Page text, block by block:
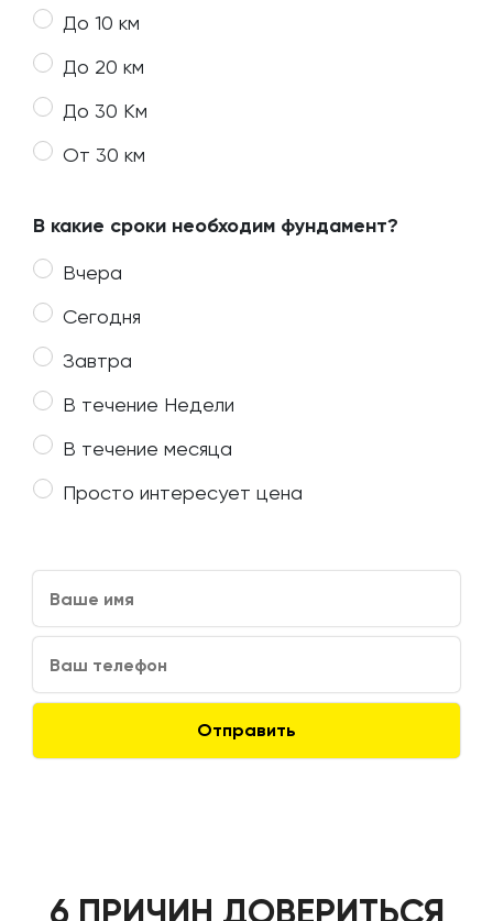
До 10 км
До 20 км
До 30 Км
От 30 км
В какие сроки необходим фундамент?
Вчера
Сегодня
Завтра
В течение Недели
В течение месяца
Просто интересует цена
6 ПРИЧИН ДОВЕРИТЬСЯ